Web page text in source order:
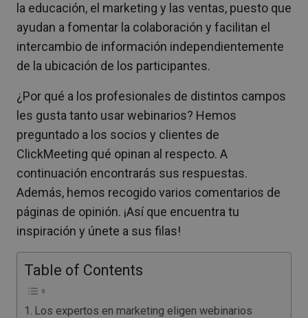
la educación, el marketing y las ventas, puesto que
ayudan a fomentar la colaboración y facilitan el
intercambio de información independientemente
de la ubicación de los participantes.
¿Por qué a los profesionales de distintos campos
les gusta tanto usar webinarios? Hemos
preguntado a los socios y clientes de
ClickMeeting qué opinan al respecto. A
continuación encontrarás sus respuestas.
Además, hemos recogido varios comentarios de
páginas de opinión. ¡Así que encuentra tu
inspiración y únete a sus filas!
Table of Contents
Los expertos en marketing eligen webinarios